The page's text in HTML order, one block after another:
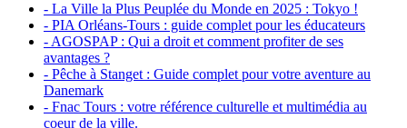
- La Ville la Plus Peuplée du Monde en 2025 : Tokyo !
- PIA Orléans-Tours : guide complet pour les éducateurs
- AGOSPAP : Qui a droit et comment profiter de ses
avantages ?
- Pêche à Stanget : Guide complet pour votre aventure au
Danemark
- Fnac Tours : votre référence culturelle et multimédia au
coeur de la ville.